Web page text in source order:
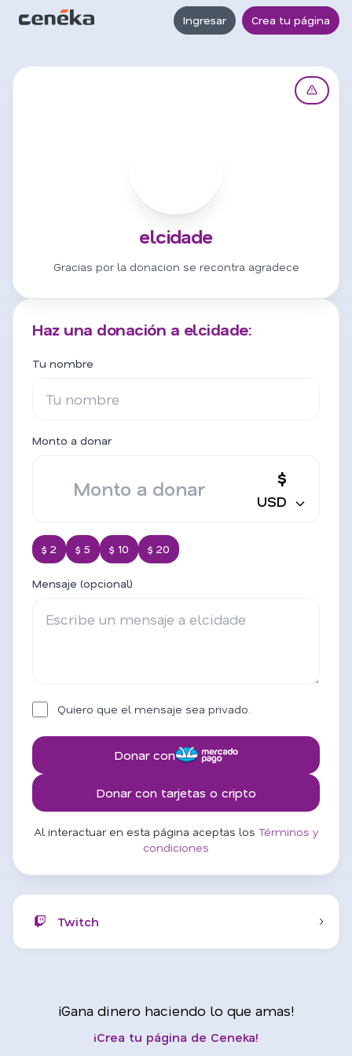
Ingresar Crea tu página
elcidade
Gracias por la donacion se recontra agradece
Haz una donación a elcidade:
Tu nombre
Monto a donar
$
USD
$ 2 $ 5 $ 10 $ 20
Mensaje (opcional)
Quiero que el mensaje sea privado.
Donar con
Donar con tarjetas o cripto
Al interactuar en esta página aceptas los Términos y
condiciones
Twitch
¡Gana dinero haciendo lo que amas!
¡Crea tu página de Ceneka!